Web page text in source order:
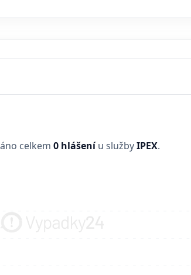
celkem 0 hlášeníu službyIPEX.